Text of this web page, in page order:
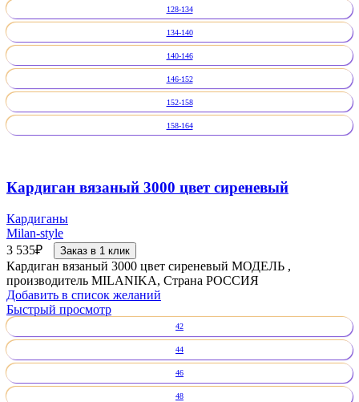
128-134
134-140
140-146
146-152
152-158
158-164
Кардиган вязаный 3000 цвет сиреневый
Кардиганы
Milan-style
3 535₽ Заказ в 1 клик
Кардиган вязаный 3000 цвет сиреневый МОДЕЛЬ ,
производитель MILANIKA, Страна РОССИЯ
Добавить в список желаний
Быстрый просмотр
42
44
46
48